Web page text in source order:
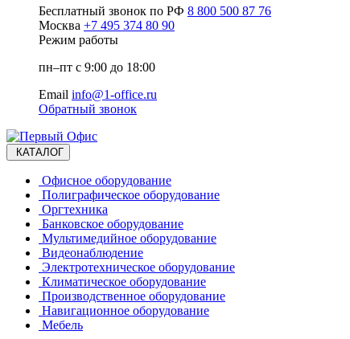
Бесплатный звонок по РФ 8 800 500 87 76
Москва +7 495 374 80 90
Режим работы
пн–пт с 9:00 до 18:00
Email info@1-office.ru
Обратный звонок
КАТАЛОГ
Офисное оборудование
Полиграфическое оборудование
Оргтехника
Банковское оборудование
Мультимедийное оборудование
Видеонаблюдение
Электротехническое оборудование
Климатическое оборудование
Производственное оборудование
Навигационное оборудование
Мебель